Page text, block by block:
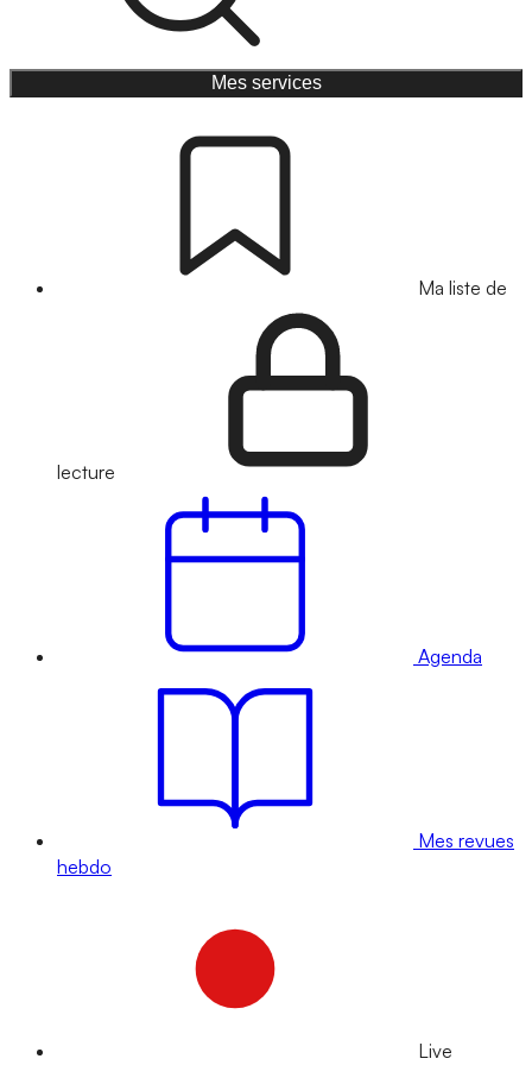
Mes services
Ma liste de
lecture
Agenda
Mes revues
hebdo
Live